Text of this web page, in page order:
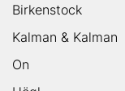
Birkenstock
Kalman & Kalman
On